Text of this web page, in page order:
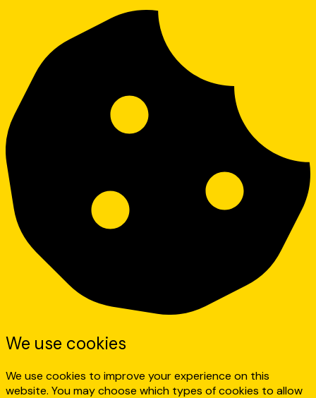
We use cookies
We use cookies to improve your experience on this
website. You may choose which types of cookies to allow